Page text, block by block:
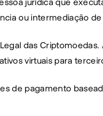
ou intermediação de
das
virtuais para
de pagamento